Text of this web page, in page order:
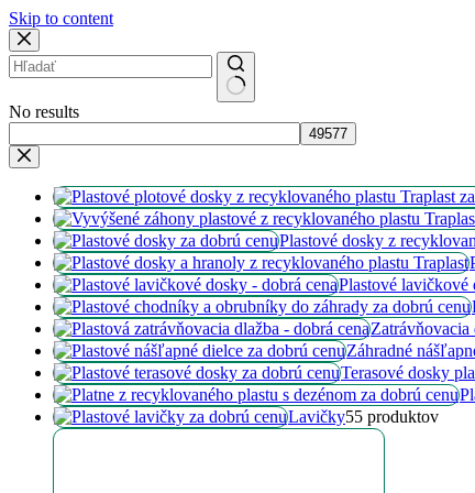
Skip to content
No results
Plastové dosky z
Plastové lavičkové
Zatrávňovacia
Záhradné
Terasové dosky
Lavičky55 produktov